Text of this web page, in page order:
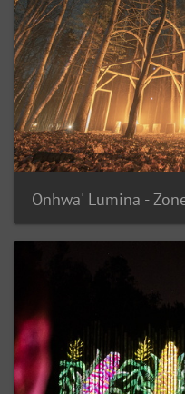
Onhwa' Lumina -